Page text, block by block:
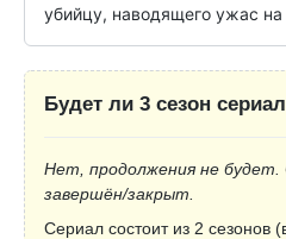
убийцу, наводящего ужас на
Будет ли 3 сезон
Нет, продолжения не
завершён/закрыт.
Сериал состоит из 2 сезонов